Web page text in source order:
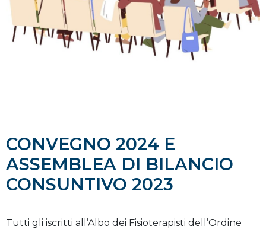
CONVEGNO 2024 E
ASSEMBLEA DI BILANCIO
CONSUNTIVO 2023
Tutti gli iscritti all’Albo dei Fisioterapisti dell’Ordine